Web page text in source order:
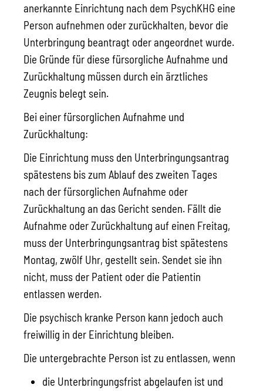
anerkannte Einrichtung nach dem PsychKHG eine
Person aufnehmen oder zurückhalten, bevor die
Unterbringung beantragt oder angeordnet wurde.
Die Gründe für diese fürsorgliche Aufnahme und
Zurückhaltung müssen durch ein ärztliches
Zeugnis belegt sein.
Bei einer fürsorglichen Aufnahme und
Zurückhaltung:
Die Einrichtung muss den Unterbringungsantrag
spätestens bis zum Ablauf des zweiten Tages
nach der fürsorglichen Aufnahme oder
Zurückhaltung an das Gericht senden. Fällt die
Aufnahme oder Zurückhaltung auf einen Freitag,
muss der Unterbringungsantrag bist spätestens
Montag, zwölf Uhr, gestellt sein. Sendet sie ihn
nicht, muss der Patient oder die Patientin
entlassen werden.
Die psychisch kranke Person kann jedoch auch
freiwillig in der Einrichtung bleiben.
Die untergebrachte Person ist zu entlassen, wenn
die Unterbringungsfrist abgelaufen ist und